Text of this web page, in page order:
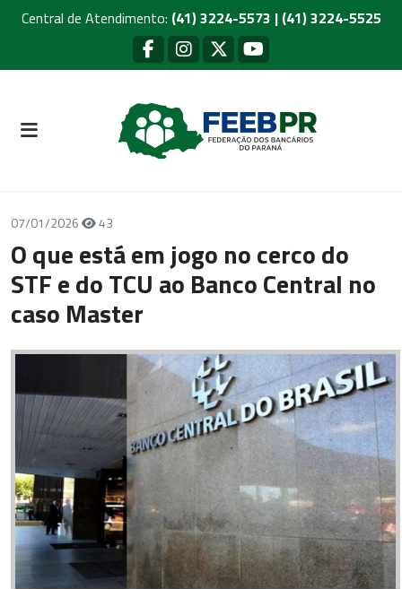
Central de Atendimento: (41) 3224-5573 | (41) 3224-5525
07/01/2026 43
O que está em jogo no cerco do
STF e do TCU ao Banco Central no
caso Master